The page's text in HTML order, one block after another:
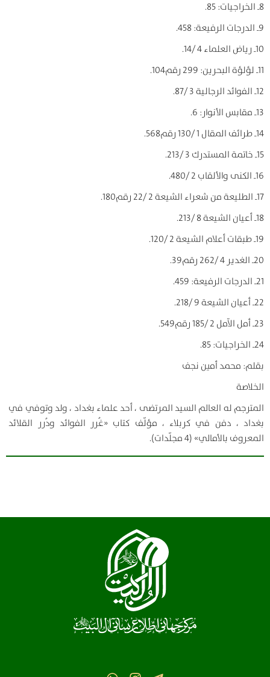
8ـ الخراجيات: 85.
9ـ الدرجات الرفيعة: 458.
10ـ رياض العلماء 4 /14.
11ـ لؤلؤة البحرين: 299 رقم104.
12ـ الفوائد الرجالية 3 /87.
13ـ مقابس الأنوار: 6.
14ـ طرائف المقال 1 /130 رقم568.
15ـ خاتمة المستدرك 3 /213.
16ـ الكنى والألقاب 2 /480.
17ـ الطليعة من شعراء الشيعة 2 /22 رقم180.
18ـ أعيان الشيعة 8 /213.
19ـ طبقات أعلام الشيعة 2 /120.
20ـ الغدير 4 /262 رقم39.
21ـ الدرجات الرفيعة: 459.
22ـ أعيان الشيعة 9 /218.
23ـ أمل الآمل 2 /185 رقم549.
24ـ الخراجيات: 85.
بقلم: محمد أمين نجف
الخلاصة
المترجم له العالم السيد المرتضى ، أحد علماء بغداد ، ولد وتوفي في
بغداد ، دفن في كربلاء ، مؤلّف كتاب «غُرر الفوائد ودُرر القلائد
المعروف بالأمالي» (4 مجلّدات).